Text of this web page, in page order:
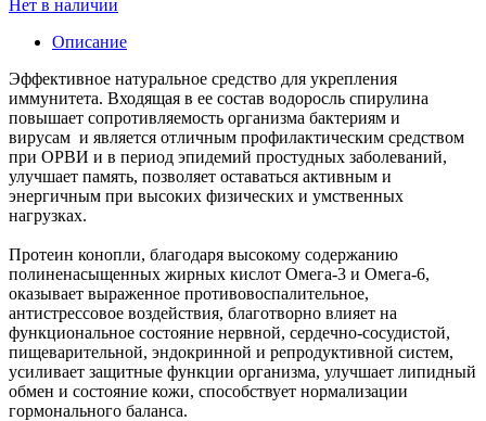
Нет в наличии
Описание
Эффективное натуральное средство для укрепления
иммунитета. Входящая в ее состав водоросль спирулина
повышает сопротивляемость организма бактериям и
вирусам и является отличным профилактическим средством
при ОРВИ и в период эпидемий простудных заболеваний,
улучшает память, позволяет оставаться активным и
энергичным при высоких физических и умственных
нагрузках.
Протеин конопли, благодаря высокому содержанию
полиненасыщенных жирных кислот Омега-3 и Омега-6,
оказывает выраженное противовоспалительное,
антистрессовое воздействия, благотворно влияет на
функциональное состояние нервной, сердечно-сосудистой,
пищеварительной, эндокринной и репродуктивной систем,
усиливает защитные функции организма, улучшает липидный
обмен и состояние кожи, способствует нормализации
гормонального баланса.